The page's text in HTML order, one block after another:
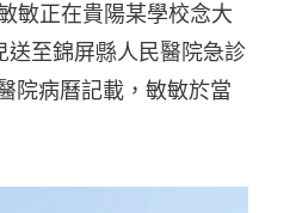
敏正在貴陽某學校念大
至錦屏縣人民醫院急診
院病曆記載，敏敏於當